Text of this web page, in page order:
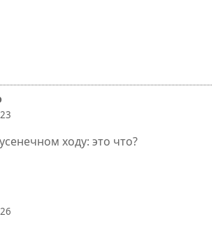
ходу: это что?